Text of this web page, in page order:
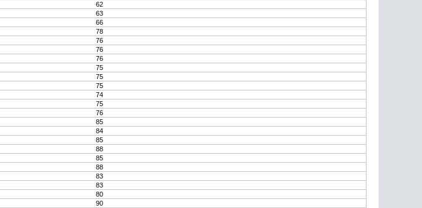
62
63
66
78
76
76
76
75
75
75
74
75
76
85
84
85
88
85
88
83
83
80
90